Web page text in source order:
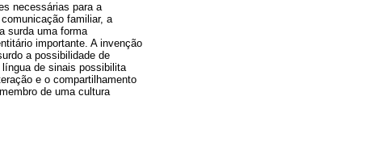
necessárias para a
familiar, a
surda uma forma
importante. A invenção
a possibilidade de
de sinais possibilita
e o compartilhamento
de uma cultura